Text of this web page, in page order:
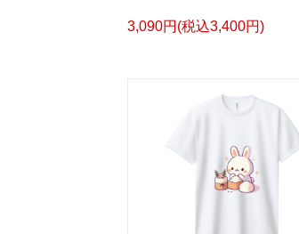
3,090円(税込3,400円)